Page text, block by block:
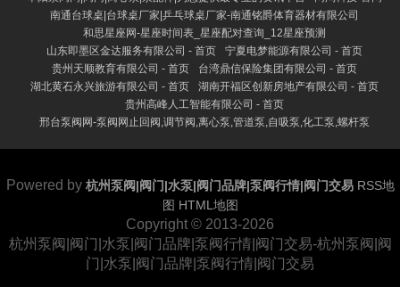
南通台球桌|台球桌厂家|乒乓球桌厂家-南通铭爵体育器材有限公司
和思星座网-星座时间表_星座配对查询_12星座预测
山东即墨区金达服务有限公司 - 首页
宁夏电梦能源有限公司 - 首页
贵州天顺教育有限公司 - 首页
台湾鼎信保险集团有限公司 - 首页
湖北黄石永兴旅游有限公司 - 首页
湖南开福区创新房地产有限公司 - 首页
贵州高峰人工智能有限公司 - 首页
邢台泵阀网-泵阀网止回阀,调节阀,离心泵,管道泵,自吸泵,化工泵,螺杆泵
Powered by 杭州泵阀|阀门|水泵|阀门品牌|泵阀行情|阀门交易 RSS地
图 HTML地图
Copyright © 2013-2026
杭州泵阀|阀门|水泵|阀门品牌|泵阀行情|阀门交易-杭州泵阀|阀
门|水泵|阀门品牌|泵阀行情|阀门交易